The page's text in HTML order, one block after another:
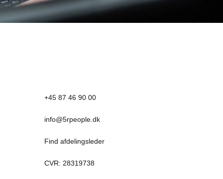
+45 87 46 90 00
info@5rpeople.dk
Find afdelingsleder
CVR: 28319738